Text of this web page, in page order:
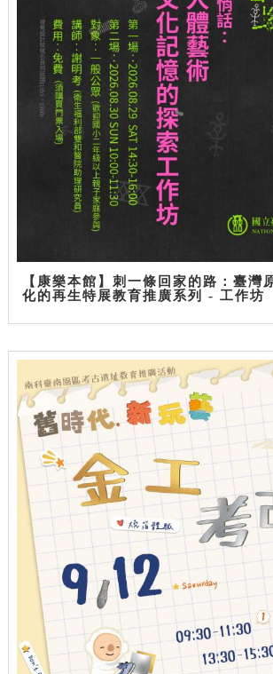
【康樂本館】刺一條回家的路：臺灣
化的再生特展教育推廣系列 - 工作坊